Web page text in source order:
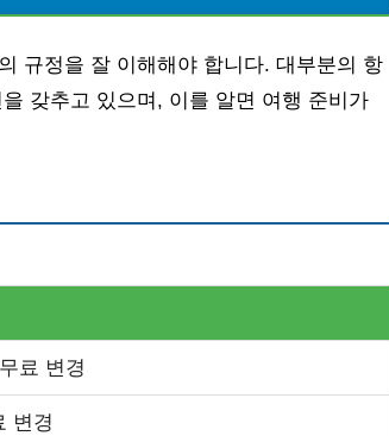
규정을 잘 이해해야 합니다. 대부분의 항
갖추고 있으며, 이를 알면 여행 준비가
료 변경
변경